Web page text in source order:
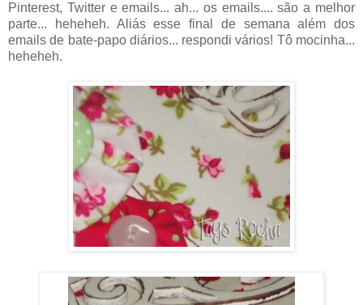
Pinterest, Twitter e emails... ah... os emails.... são a melhor
parte... heheheh. Aliás esse final de semana além dos
emails de bate-papo diários... respondi vários! Tô mocinha...
heheheh.